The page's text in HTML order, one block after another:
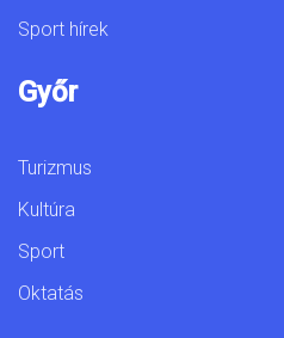
Sport hírek
Győr
Turizmus
Kultúra
Sport
Oktatás